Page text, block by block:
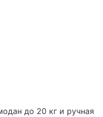
до 20 кг и ручная